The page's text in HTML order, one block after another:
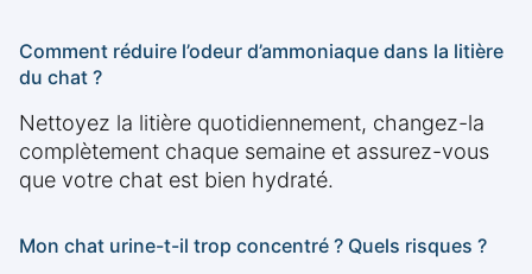
Comment réduire l’odeur d’ammoniaque dans la litière
du chat ?
Nettoyez la litière quotidiennement, changez-la
complètement chaque semaine et assurez-vous
que votre chat est bien hydraté.
Mon chat urine-t-il trop concentré ? Quels risques ?